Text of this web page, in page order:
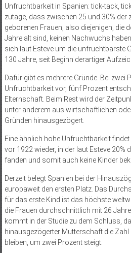
Unfruchtbarkeit in Spanien: tick-tack,
zutage, dass zwischen 25 und 30% der
geborenen Frauen, also diejenigen, die
Jahre alt sind, keinen Nachwuchs
sich laut Esteve um die unfruchtbarste
130 Jahre, seit Beginn derartiger
Dafür gibt es mehrere Gründe. Bei zwei
Unfruchtbarkeit vor, fünf Prozent
Elternschaft. Beim Rest wird der
unter anderem aus wirtschaftlichen
Gründen hinausgezögert.
Eine ähnlich hohe Unfruchtbarkeit
vor 1922 wieder, in der laut Esteve 20%
fanden und somit auch keine Kinder
Derzeit belegt Spanien bei der
europaweit den ersten Platz. Das
für das erste Kind ist das höchste
die Frauen durchschnittlich mit 26
kommt in der Studie zu dem Schluss,
hinausgezögerter Mutterschaft die Zahl
bleiben, um zwei Prozent steigt.